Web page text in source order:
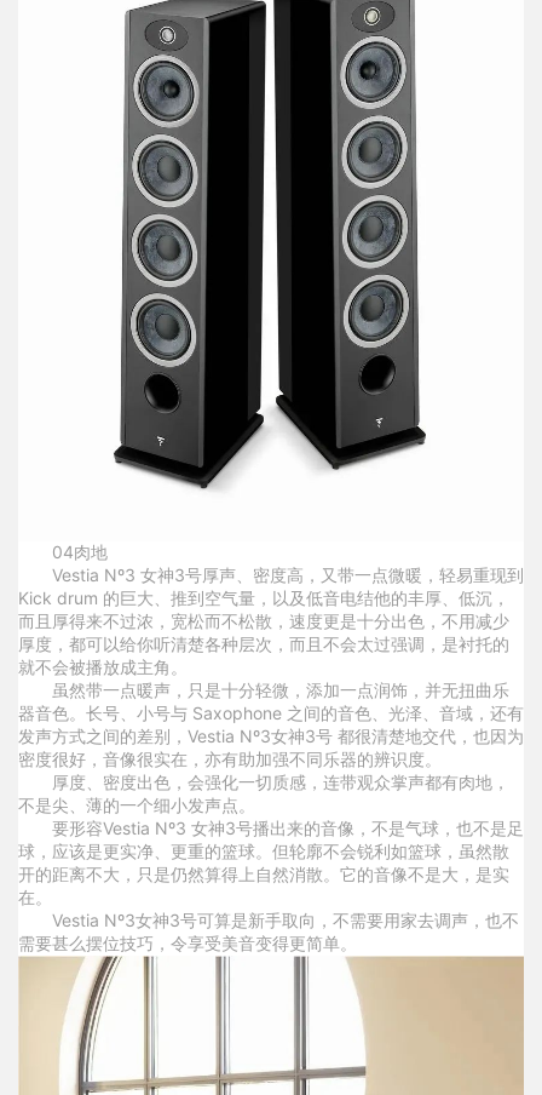
04肉地
Vestia Nº3 女神3号厚声、密度高，又带一点微暖，轻易重现到
Kick drum 的巨大、推到空气量，以及低音电结他的丰厚、低沉，
而且厚得来不过浓，宽松而不松散，速度更是十分出色，不用减少
厚度，都可以给你听清楚各种层次，而且不会太过强调，是衬托的
就不会被播放成主角。
虽然带一点暖声，只是十分轻微，添加一点润饰，并无扭曲乐
器音色。长号、小号与 Saxophone 之间的音色、光泽、音域，还有
发声方式之间的差别，Vestia Nº3女神3号 都很清楚地交代，也因为
密度很好，音像很实在，亦有助加强不同乐器的辨识度。
厚度、密度出色，会强化一切质感，连带观众掌声都有肉地，
不是尖、薄的一个细小发声点。
要形容Vestia Nº3 女神3号播出来的音像，不是气球，也不是足
球，应该是更实净、更重的篮球。但轮廓不会锐利如篮球，虽然散
开的距离不大，只是仍然算得上自然消散。它的音像不是大，是实
在。
Vestia Nº3女神3号可算是新手取向，不需要用家去调声，也不
需要甚么摆位技巧，令享受美音变得更简单。